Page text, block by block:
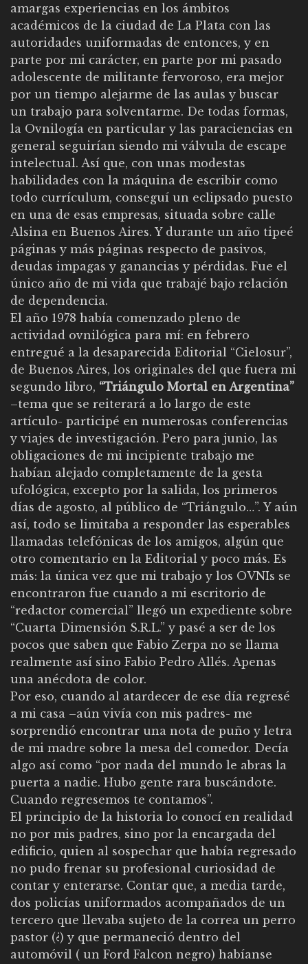
amargas experiencias en los ámbitos
académicos de la ciudad de La Plata con las
autoridades uniformadas de entonces, y en
parte por mi carácter, en parte por mi pasado
adolescente de militante fervoroso, era mejor
por un tiempo alejarme de las aulas y buscar
un trabajo para solventarme. De todas formas,
la Ovnilogía en particular y las paraciencias en
general seguirían siendo mi válvula de escape
intelectual. Así que, con unas modestas
habilidades con la máquina de escribir como
todo currículum, conseguí un eclipsado puesto
en una de esas empresas, situada sobre calle
Alsina en Buenos Aires. Y durante un año tipeé
páginas y más páginas respecto de pasivos,
deudas impagas y ganancias y pérdidas. Fue el
único año de mi vida que trabajé bajo relación
de dependencia.
El año 1978 había comenzado pleno de
actividad ovnilógica para mí: en febrero
entregué a la desaparecida Editorial “Cielosur”,
de Buenos Aires, los originales del que fuera mi
segundo libro, “Triángulo Mortal en Argentina”
–tema que se reiterará a lo largo de este
artículo- participé en numerosas conferencias
y viajes de investigación. Pero para junio, las
obligaciones de mi incipiente trabajo me
habían alejado completamente de la gesta
ufológica, excepto por la salida, los primeros
días de agosto, al público de “Triángulo…”. Y aún
así, todo se limitaba a responder las esperables
llamadas telefónicas de los amigos, algún que
otro comentario en la Editorial y poco más. Es
más: la única vez que mi trabajo y los OVNIs se
encontraron fue cuando a mi escritorio de
“redactor comercial” llegó un expediente sobre
“Cuarta Dimensión S.R.L.” y pasé a ser de los
pocos que saben que Fabio Zerpa no se llama
realmente así sino Fabio Pedro Allés. Apenas
una anécdota de color.
Por eso, cuando al atardecer de ese día regresé
a mi casa –aún vivía con mis padres- me
sorprendió encontrar una nota de puño y letra
de mi madre sobre la mesa del comedor. Decía
algo así como “por nada del mundo le abras la
puerta a nadie. Hubo gente rara buscándote.
Cuando regresemos te contamos”.
El principio de la historia lo conocí en realidad
no por mis padres, sino por la encargada del
edificio, quien al sospechar que había regresado
no pudo frenar su profesional curiosidad de
contar y enterarse. Contar que, a media tarde,
dos policías uniformados acompañados de un
tercero que llevaba sujeto de la correa un perro
pastor (¿) y que permaneció dentro del
automóvil ( un Ford Falcon negro) habíanse